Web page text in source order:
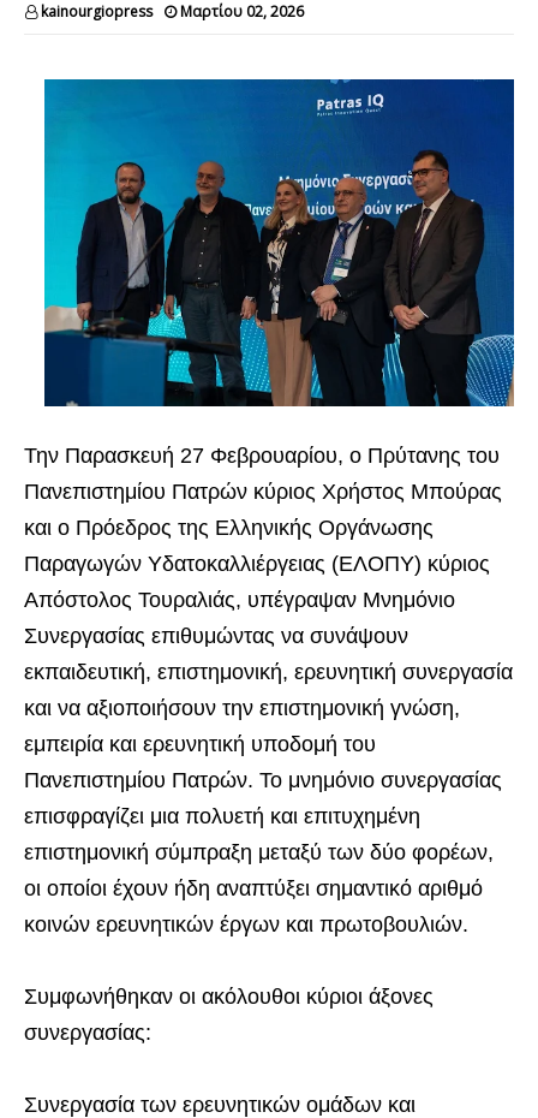
kainourgiopress Μαρτίου 02, 2026
Την Παρασκευή 27 Φεβρουαρίου, ο Πρύτανης του
Πανεπιστημίου Πατρών κύριος Χρήστος Μπούρας
και ο Πρόεδρος της Ελληνικής Οργάνωσης
Παραγωγών Υδατοκαλλιέργειας (ΕΛΟΠΥ) κύριος
Απόστολος Τουραλιάς, υπέγραψαν Μνημόνιο
Συνεργασίας επιθυμώντας να συνάψουν
εκπαιδευτική, επιστημονική, ερευνητική συνεργασία
και να αξιοποιήσουν την επιστημονική γνώση,
εμπειρία και ερευνητική υποδομή του
Πανεπιστημίου Πατρών. Το μνημόνιο συνεργασίας
επισφραγίζει μια πολυετή και επιτυχημένη
επιστημονική σύμπραξη μεταξύ των δύο φορέων,
οι οποίοι έχουν ήδη αναπτύξει σημαντικό αριθμό
κοινών ερευνητικών έργων και πρωτοβουλιών.
Συμφωνήθηκαν οι ακόλουθοι κύριοι άξονες
συνεργασίας:
Συνεργασία των ερευνητικών ομάδων και